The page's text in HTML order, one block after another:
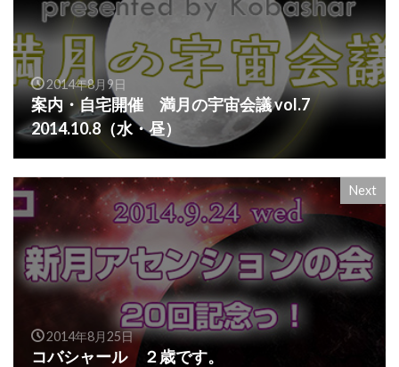
2014年8月9日
案内・自宅開催 満月の宇宙会議 vol.7
2014.10.8（水・昼）
Next
2014年8月25日
コバシャール ２歳です。